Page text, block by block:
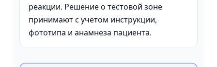
реакции. Решение о тестовой зоне
принимают с учётом инструкции,
фототипа и анамнеза пациента.